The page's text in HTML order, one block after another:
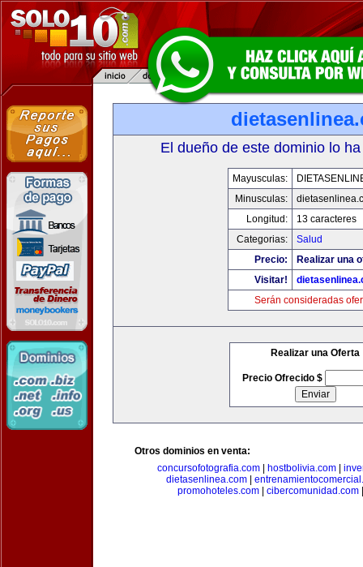
El dueño de este dominio lo
Mayusculas:
Minusculas:
Longitud:
13 caracteres
Categorias:
Salud
Precio:
Realizar una
Visitar!
Serán consideradas
Realizar una Oferta
Precio Ofrecido $
Otros dominios en venta:
concursofotografia.com| hostbolivia.com|
dietasenlinea.com|
promohoteles.com
cibercomunidad.com